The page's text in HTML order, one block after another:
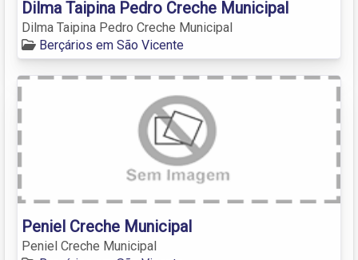
Dilma Taipina Pedro Creche Municipal
Dilma Taipina Pedro Creche Municipal
Berçários em São Vicente
Peniel Creche Municipal
Peniel Creche Municipal